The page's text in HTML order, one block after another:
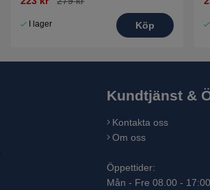
I lager Köp
Kundtjänst &
Kontakta oss
Om oss
Öppettider:
Mån - Fre 08.00 - 17:00